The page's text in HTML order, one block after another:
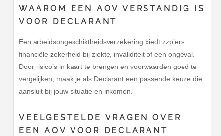
WAAROM EEN AOV VERSTANDIG IS
VOOR DECLARANT
Een arbeidsongeschiktheidsverzekering biedt zzp’ers
financiële zekerheid bij ziekte, invaliditeit of een ongeval.
Door risico’s in kaart te brengen en voorwaarden goed te
vergelijken, maak je als Declarant een passende keuze die
aansluit bij jouw situatie en inkomen.
VEELGESTELDE VRAGEN OVER
EEN AOV VOOR DECLARANT